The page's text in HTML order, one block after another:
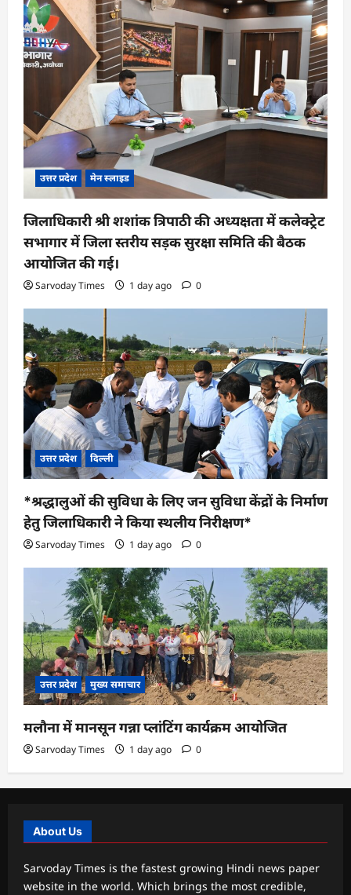
उत्तर प्रदेश मेन स्लाइड
जिलाधिकारी श्री शशांक त्रिपाठी की अध्यक्षता में कलेक्ट्रेट
सभागार में जिला स्तरीय सड़क सुरक्षा समिति की बैठक
आयोजित की गई।
Sarvoday Times 1 day ago 0
उत्तर प्रदेश दिल्ली
*श्रद्धालुओं की सुविधा के लिए जन सुविधा केंद्रों के निर्माण
हेतु जिलाधिकारी ने किया स्थलीय निरीक्षण*
Sarvoday Times 1 day ago 0
उत्तर प्रदेश मुख्य समाचार
मलौना में मानसून गन्ना प्लांटिंग कार्यक्रम आयोजित
Sarvoday Times 1 day ago 0
About Us
Sarvoday Times is the fastest growing Hindi news paper
website in the world. Which brings the most credible,